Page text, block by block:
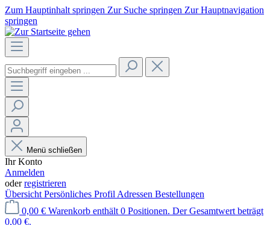
Zum Hauptinhalt springen Zur Suche springen Zur Hauptnavigation
springen
Menü schließen
Ihr Konto
Anmelden
oderregistrieren
Übersicht Persönliches Profil Adressen Bestellungen
0,00 € Warenkorb enthält 0 Positionen. Der Gesamtwert beträgt
0,00 €.